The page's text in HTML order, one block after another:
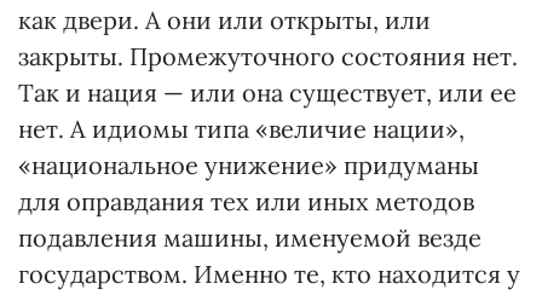
как двери. А они или открыты, или
закрыты. Промежуточного состояния нет.
Так и нация — или она существует, или ее
нет. А идиомы типа «величие нации»,
«национальное унижение» придуманы
для оправдания тех или иных методов
подавления машины, именуемой везде
государством. Именно те, кто находится у